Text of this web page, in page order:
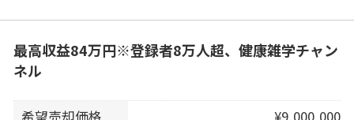
最高収益84万円※登録者8万人超、健康雑学チャン
ネル